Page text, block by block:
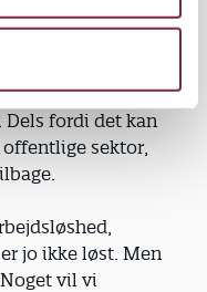
om at se på
Dels fordi det kan
sektor,
jo ikke løst. Men
vil vi